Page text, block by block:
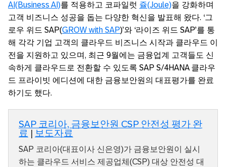
AI(Business AI)를 적용하고 코파일럿 쥴(Joule)을 강화하며
고객 비즈니스 성공을 돕는 다양한 혁신을 발표해 왔다. ‘그
로우 위드 SAP(GROW with SAP)’와 ‘라이즈 위드 SAP’를 통
해 각각 기업 고객의 클라우드 비즈니스 시작과 클라우드 이
전을 지원하고 있으며, 최근 9월에는 금융업계 고객들도 신
속하게 클라우드로 전환할 수 있도록 SAP S/4HANA 클라우
드 프라이빗 에디션에 대한 금융보안원의 대표평가를 완료
하기도 했다.
SAP 코리아, 금융보안원 CSP 안전성 평가 완
료 | 보도자료
SAP 코리아(대표이사 신은영)가 금융보안원이 실시
하는 클라우드 서비스 제공업체(CSP) 대상 안전성 대